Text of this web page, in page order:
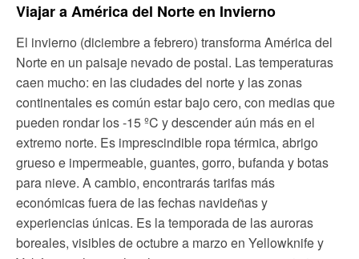
Viajar a América del Norte en Invierno
El invierno (diciembre a febrero) transforma América del
Norte en un paisaje nevado de postal. Las temperaturas
caen mucho: en las ciudades del norte y las zonas
continentales es común estar bajo cero, con medias que
pueden rondar los -15 ºC y descender aún más en el
extremo norte. Es imprescindible ropa térmica, abrigo
grueso e impermeable, guantes, gorro, bufanda y botas
para nieve. A cambio, encontrarás tarifas más
económicas fuera de las fechas navideñas y
experiencias únicas. Es la temporada de las auroras
boreales, visibles de octubre a marzo en Yellowknife y